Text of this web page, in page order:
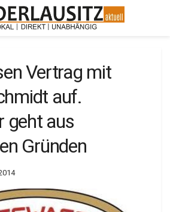
Vertrag mit
auf.
geht aus
Gründen